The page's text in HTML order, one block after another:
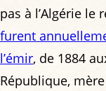
pas à l’Algérie
furent
l’émir, de 1884
République,